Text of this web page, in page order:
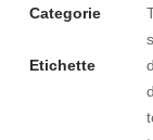
Categorie
Etichette